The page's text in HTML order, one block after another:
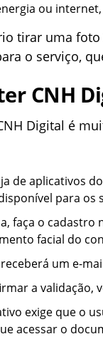
ou
tirar uma
o serviço,
CNH
Digital é
de aplicativos
para os
faça o
facial do
um e-
a validação,
exige que o
acessar o